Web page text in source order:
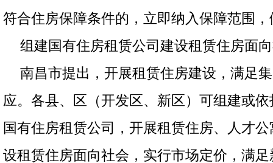
符合住房保障条件的，立即纳入保障范围
组建国有住房租赁公司建设租赁住房面
南昌市提出，开展租赁住房建设，满足
应。各县、区（开发区、新区）可组建或
国有住房租赁公司，开展租赁住房、人才
设租赁住房面向社会，实行市场定价，满